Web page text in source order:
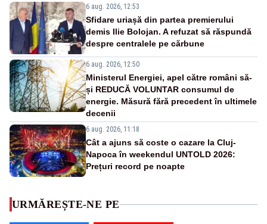
6 aug. 2026, 12:53
Sfidare uriașă din partea premierului
demis Ilie Bolojan. A refuzat să răspundă
despre centralele pe cărbune
6 aug. 2026, 12:50
Ministerul Energiei, apel către români să-
și REDUCĂ VOLUNTAR consumul de
energie. Măsură fără precedent în ultimele
decenii
6 aug. 2026, 11:18
Cât a ajuns să coste o cazare la Cluj-
Napoca în weekendul UNTOLD 2026:
Prețuri record pe noapte
URMĂREȘTE-NE PE